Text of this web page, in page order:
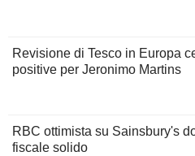
Revisione di Tesco in Europa
positive per Jeronimo Martins
RBC ottimista su Sainsbury's
fiscale solido